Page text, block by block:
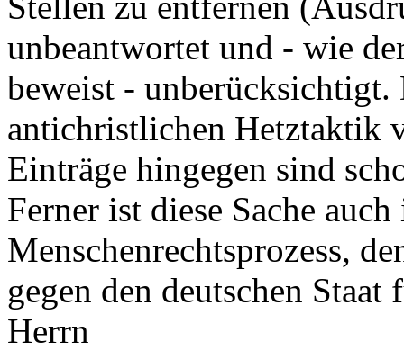
unbeantwortet und - wie
beweist - unberücksichtigt.
antichristlichen Hetztaktik
Einträge hingegen sind
Ferner ist diese Sache
Menschenrechtsprozess,
gegen den deutschen
Herrn